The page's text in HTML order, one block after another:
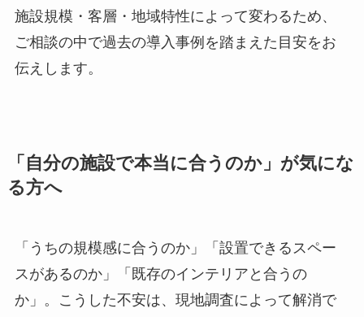
施設規模・客層・地域特性によって変わるため、
ご相談の中で過去の導入事例を踏まえた目安をお
伝えします。
「自分の施設で本当に合うのか」が気にな
る方へ
「うちの規模感に合うのか」「設置できるスペー
スがあるのか」「既存のインテリアと合うの
か」。こうした不安は、現地調査によって解消で